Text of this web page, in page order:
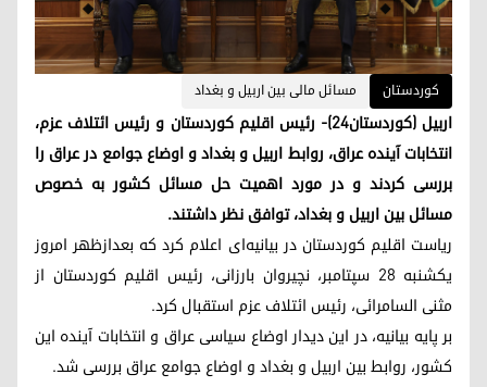
کوردستان مسائل مالی بین اربیل و بغداد
اربیل (کوردستان٢٤)- رئیس اقلیم کوردستان و رئیس ائتلاف عزم،
انتخابات آینده عراق، روابط اربیل و بغداد و اوضاع جوامع در عراق را
بررسی کردند و در مورد اهمیت حل مسائل کشور به خصوص
مسائل بین اربیل و بغداد، توافق نظر داشتند.
ریاست اقلیم کوردستان در بیانیه‌ای اعلام کرد که بعدازظهر امروز
یکشنبه ۲۸ سپتامبر، نچیروان بارزانی، رئیس اقلیم کوردستان از
مثنی السامرائی، رئیس ائتلاف عزم استقبال کرد.
بر پایه بیانیه، در این دیدار اوضاع سیاسی عراق و انتخابات آینده این
کشور، روابط بین اربیل و بغداد و اوضاع جوامع عراق بررسی شد.